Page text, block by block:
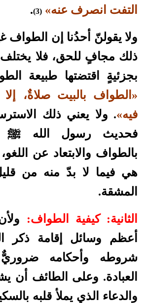
التفت انصرف عنه» (3)
.
ولا يقولنّ أحدُنا إن الطواف
ذلك مجافٍ للحق، فلا يختلف
بجزئيةٍ اقتضتها طبيعة
«الطواف بالبيت صلاةٌ،
فيه». ولا يعني ذلك
فحديث رسول الله ﷺ
بالطواف والابتعاد عن
هي فيما لا بدّ منه من
المشقة.
الثانية: كيفية الطواف:
أعظم وسائل إقامة ذكر
شروطه وأحكامه
العبادة. وعلى الطائف أن
والدعاء الذي يملأ قلبه